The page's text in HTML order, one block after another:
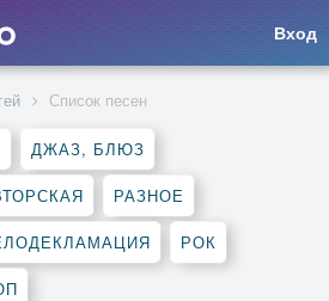
Вход
Список песен
ДЖАЗ, БЛЮЗ
РАЗНОЕ
РОК